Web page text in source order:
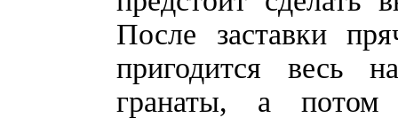
После заставки
пригодится весь
гранаты, а